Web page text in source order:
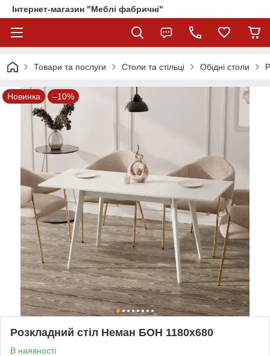
Інтернет-магазин "Меблі фабричні"
Товари та послуги Столи та стільці Обідні столи
Новинка –10%
Розкладний стіл Неман БОН 1180х680
В наявності